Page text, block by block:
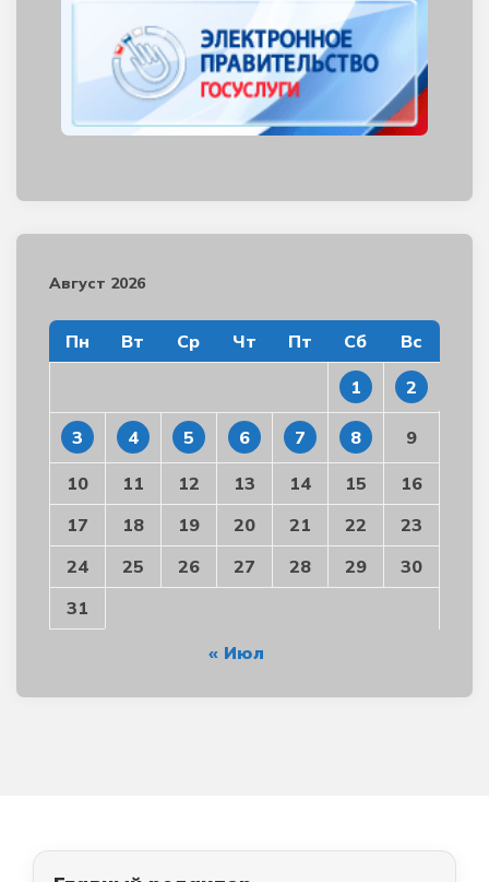
Август 2026
Пн Вт Ср Чт Пт Сб Вс
1 2
3 4 5 6 7 8 9
10 11 12 13 14 15
16
17
18 19 20 21 22
23
24
25 26 27 28 29
30
31
« Июл